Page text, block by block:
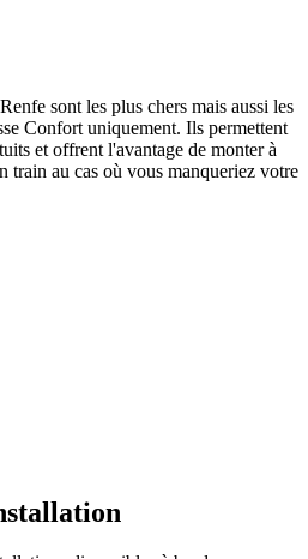
sont les plus chers mais aussi les
Confort uniquement. Ils permettent
et offrent l'avantage de monter à
train au cas où vous manqueriez votre